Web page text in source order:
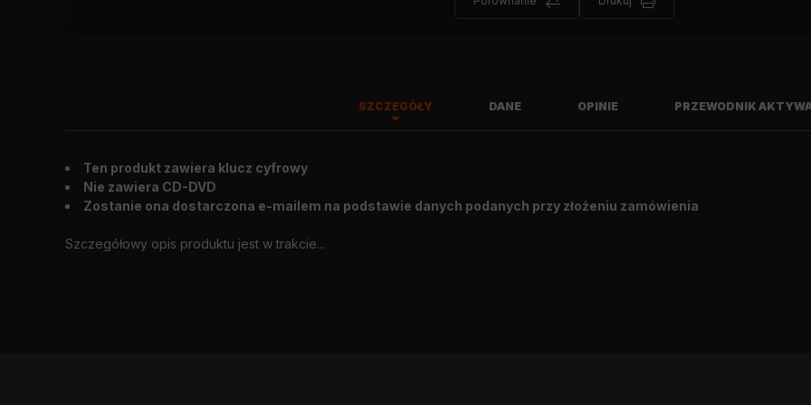
SZCZEGÓŁY DANE OPINIE PRZEWODNIK
Ten produkt zawiera klucz cyfrowy
Nie zawiera CD-DVD
Zostanie ona dostarczona e-mailem na podstawie danych podanych przy złożeniu zamówienia
Szczegółowy opis produktu jest w trakcie...
Wygląd zewnętrzny: 2015.05.27